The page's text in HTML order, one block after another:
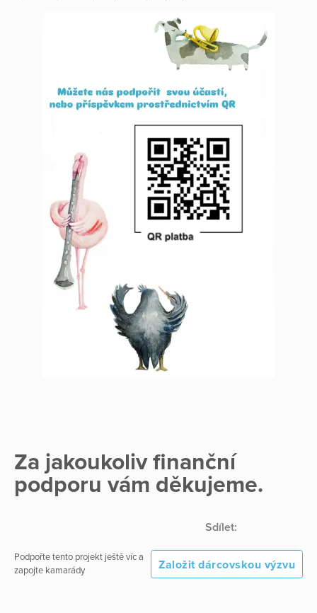
Za jakoukoliv finanční
podporu vám děkujeme.
Sdílet:
Podpořte tento projekt ještě víc a
zapojte kamarády
Založit dárcovskou výzvu